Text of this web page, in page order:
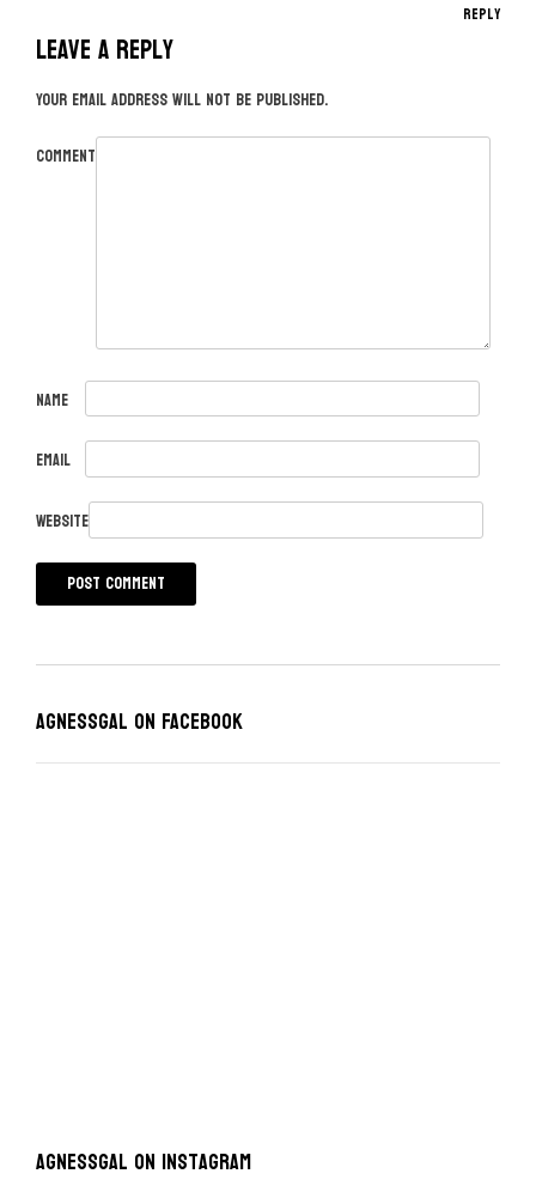
Reply
Leave a Reply
Your email address will not be published.
Comment
Name
Email
Website
Agnessgal on Facebook
AgnessGal on Instagram